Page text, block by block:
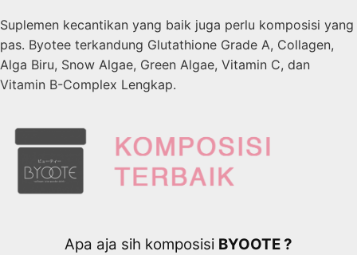
Suplemen kecantikan yang baik juga perlu komposisi yang
pas. Byotee terkandung Glutathione Grade A, Collagen,
Alga Biru, Snow Algae, Green Algae, Vitamin C, dan
Vitamin B-Complex Lengkap.
Apa aja sih komposisi BYOOTE ?​